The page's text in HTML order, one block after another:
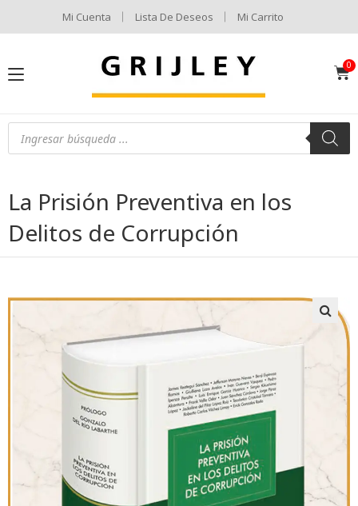
Mi Cuenta Lista De Deseos Mi Carrito
La Prisión Preventiva en los
Delitos de Corrupción